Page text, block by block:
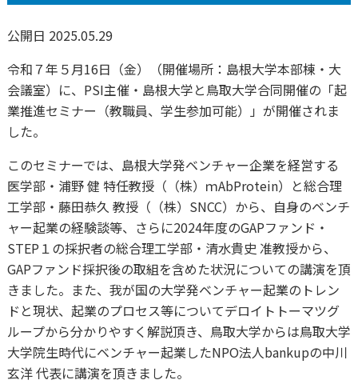
公開日 2025.05.29
令和７年５月16日（金）（開催場所：島根大学本部棟・大
会議室）に、PSI主催・島根大学と鳥取大学合同開催の「起
業推進セミナー（教職員、学生参加可能）」が開催されま
した。
このセミナーでは、島根大学発ベンチャー企業を経営する
医学部・浦野 健 特任教授（（株）ｍAbProtein）と総合理
工学部・藤田恭久 教授（（株）SNCC）から、自身のベンチ
ャー起業の経験談等、さらに2024年度のGAPファンド・
STEP１の採択者の総合理工学部・清水貴史 准教授から、
GAPファンド採択後の取組を含めた状況についての講演を頂
きました。また、我が国の大学発ベンチャー起業のトレン
ドと現状、起業のプロセス等についてデロイトトーマツグ
ループから分かりやすく解説頂き、鳥取大学からは鳥取大学
大学院生時代にベンチャー起業したNPO法人bankupの中川
玄洋 代表に講演を頂きました。